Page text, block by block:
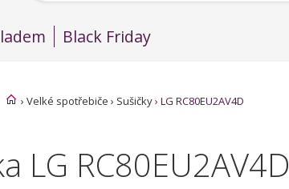
Black Friday
› Velké spotřebiče › Sušičky› LG RC80EU2AV4D
LG RC80EU2AV4D